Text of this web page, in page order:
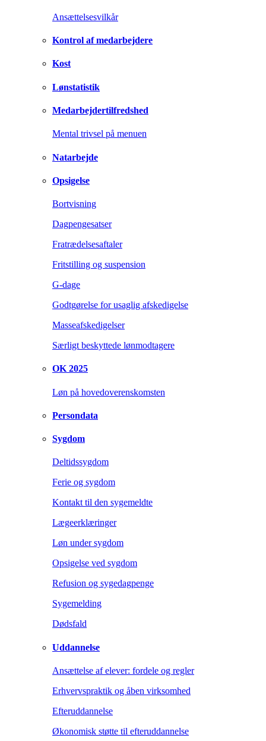
Ansættelsesvilkår
Kontrol af medarbejdere
Kost
Lønstatistik
Medarbejdertilfredshed
Mental trivsel på menuen
Natarbejde
Opsigelse
Bortvisning
Dagpengesatser
Fratrædelsesaftaler
Fritstilling og suspension
G-dage
Godtgørelse for usaglig afskedigelse
Masseafskedigelser
Særligt beskyttede lønmodtagere
OK 2025
Løn på hovedoverenskomsten
Persondata
Sygdom
Deltidssygdom
Ferie og sygdom
Kontakt til den sygemeldte
Lægeerklæringer
Løn under sygdom
Opsigelse ved sygdom
Refusion og sygedagpenge
Sygemelding
Dødsfald
Uddannelse
Ansættelse af elever: fordele og regler
Erhvervspraktik og åben virksomhed
Efteruddannelse
Økonomisk støtte til efteruddannelse